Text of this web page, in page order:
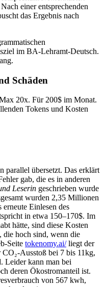
einer entsprechenden
das Ergebnis nach
im BA-Lehramt-Deutsch.
Schäden
20x. Für 200$ im Monat.
Tokens und Kosten
parallel übersetzt. Das erklärt
gab, die es in anderen
Leserin geschrieben wurde
wurden 2,35 Millionen
Einlesen des
in etwa 150–170$. Im
hätte, sind diese Kosten
die hoch sind, wenn die
Seite tokenomy.ai/liegt der
Ausstoß bei 7 bis 11kg,
Leider kann man bei
deren Ökostromanteil ist.
von 567 kwh,